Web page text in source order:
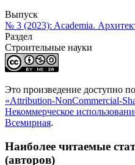
Выпуск
№ 3 (2023): Academia.
Раздел
Cтроительные науки
Это произведение доступно по
«Attribution-NonCommercial-
Некоммерческое
Всемирная.
Наиболее читаемые
(авторов)